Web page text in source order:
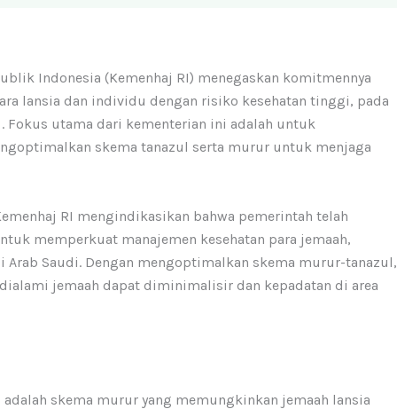
Indonesia (Kemenhaj RI) menegaskan komitmennya
lansia dan individu dengan risiko kesehatan tinggi, pada
Fokus utama dari kementerian ini adalah untuk
skema tanazul serta murur untuk menjaga
RI mengindikasikan bahwa pemerintah telah
memperkuat manajemen kesehatan para jemaah,
Saudi. Dengan mengoptimalkan skema murur-tanazul,
jemaah dapat diminimalisir dan kepadatan di area
skema murur yang memungkinkan jemaah lansia